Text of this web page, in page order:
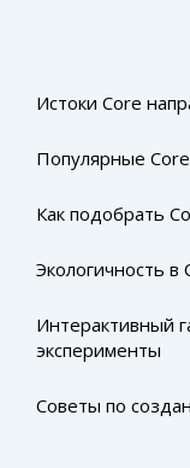
Истоки Core
Популярные
Как подобрать
Экологичность в
Интерактивный
эксперименты
Советы по